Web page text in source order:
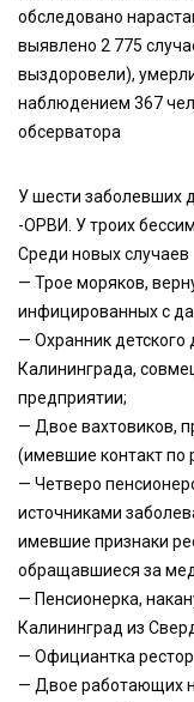
обследовано
выявлено 2 775
выздоровели),
наблюдением 367
обсерватора
У шести заболевших
-ОРВИ. У троих
Среди новых случаев
— Трое моряков,
инфицированных с
— Охранник
Калининграда,
предприятии;
— Двое вахтовиков,
(имевшие контакт по
— Четверо
источниками
имевшие признаки
обращавшиеся за
— Пенсионерка,
Калининград из
— Официантка
— Двое работающих